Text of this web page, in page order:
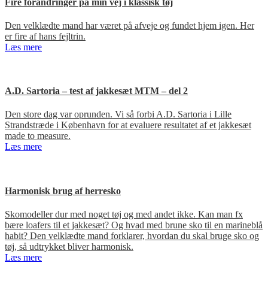
Den velklædte mand har været på afveje og fundet hjem igen. Her
er fire af hans fejltrin.
Læs mere
A.D. Sartoria – test af jakkesæt MTM – del 2
Den store dag var oprunden. Vi så forbi A.D. Sartoria i Lille
Strandstræde i København for at evaluere resultatet af et jakkesæt
made to measure.
Læs mere
Harmonisk brug af herresko
Skomodeller dur med noget tøj og med andet ikke. Kan man fx
bære loafers til et jakkesæt? Og hvad med brune sko til en marineblå
habit? Den velklædte mand forklarer, hvordan du skal bruge sko og
tøj, så udtrykket bliver harmonisk.
Læs mere